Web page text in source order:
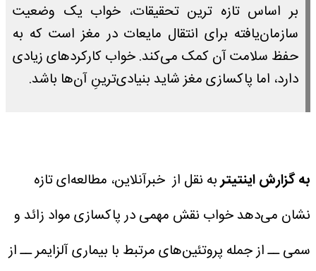
بر اساس تازه ترین تحقیقات، خواب یک وضعیت
سازمان‌یافته برای انتقال مایعات در مغز است که به
حفظ سلامت آن کمک می‌کند. خواب کارکردهای زیادی
دارد، اما پاکسازی مغز شاید بنیادی‌ترینِ آن‌ها باشد.
به گزارش اینتیتربه نقل از خبرآنلاین، مطالعه‌ای تازه
نشان می‌دهد خواب نقش مهمی در پاکسازی مواد زائد و
سمی ــ از جمله پروتئین‌های مرتبط با بیماری آلزایمر ــ از